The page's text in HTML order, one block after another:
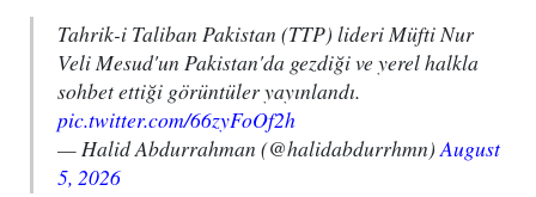
Tahrik-i Taliban Pakistan (TTP) lideri Müfti Nur
Veli Mesud'un Pakistan'da gezdiği ve yerel halkla
sohbet ettiği görüntüler yayınlandı.
pic.twitter.com/66zyFoOf2h
— Halid Abdurrahman (@halidabdurrhmn)August
5, 2026